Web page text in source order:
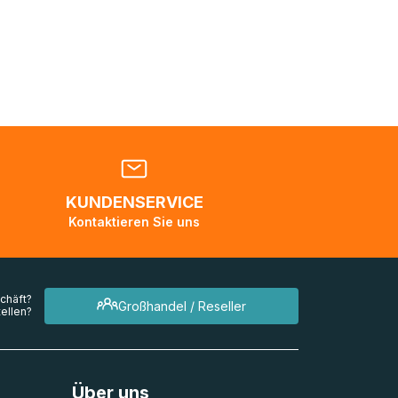
KUNDENSERVICE
Kontaktieren Sie uns
Großhandel / Reseller
Über uns